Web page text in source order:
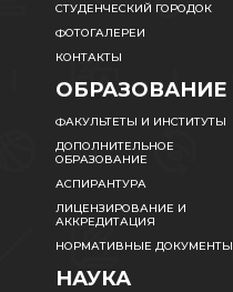
СТУДЕНЧЕСКИЙ ГОРОДОК
ФОТОГАЛЕРЕИ
КОНТАКТЫ
ОБРАЗОВАНИЕ
ФАКУЛЬТЕТЫ И ИНСТИТУТЫ
ДОПОЛНИТЕЛЬНОЕ
ОБРАЗОВАНИЕ
АСПИРАНТУРА
ЛИЦЕНЗИРОВАНИЕ И
АККРЕДИТАЦИЯ
НОРМАТИВНЫЕ ДОКУМЕНТЫ
НАУКА